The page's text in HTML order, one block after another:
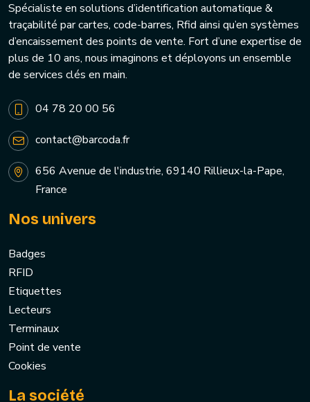
Spécialiste en solutions d’identification automatique &
traçabilité par cartes, code-barres, Rfid ainsi qu’en systèmes
d’encaissement des points de vente. Fort d’une expertise de
plus de 10 ans, nous imaginons et déployons un ensemble
de services clés en main.
04 78 20 00 56
contact@barcoda.fr
656 Avenue de l'industrie, 69140 Rillieux-la-Pape,
France
Nos univers
Badges
RFID
Etiquettes
Lecteurs
Terminaux
Point de vente
Cookies
La société